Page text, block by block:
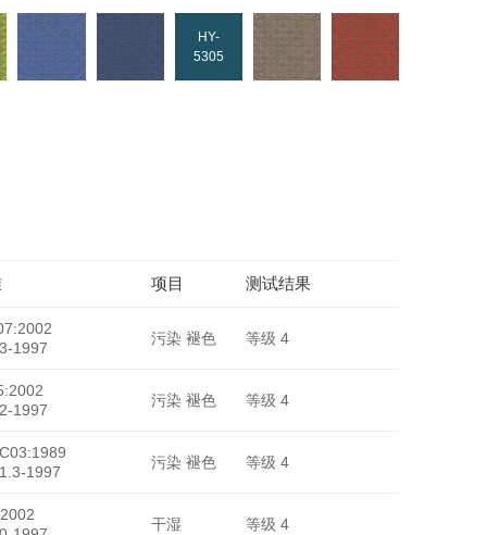
HY-
5306
项目 测试结果
1997
污染 褪色 等级 4
1997
污染 褪色 等级 4
1997
污染 褪色 等级 4
干湿 等级 4